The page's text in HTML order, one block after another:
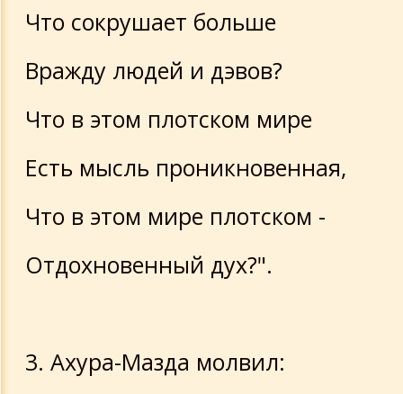
Что сокрушает больше
Вражду людей и дэвов?
Что в этом плотском мире
Есть мысль проникновенная,
Что в этом мире плотском -
Отдохновенный дух?".
3. Ахура-Мазда молвил: